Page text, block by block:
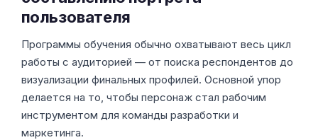
пользователя
Программы обучения обычно охватывают весь цикл
работы с аудиторией — от поиска респондентов до
визуализации финальных профилей. Основной упор
делается на то, чтобы персонаж стал рабочим
инструментом для команды разработки и
маркетинга.